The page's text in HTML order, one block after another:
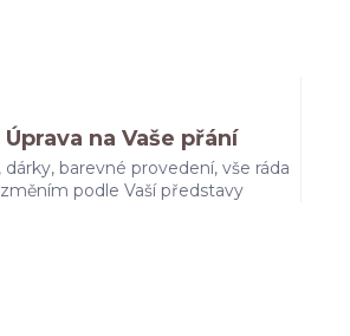
Úprava na Vaše přání
dárky, barevné provedení, vše ráda
změním podle Vaší představy